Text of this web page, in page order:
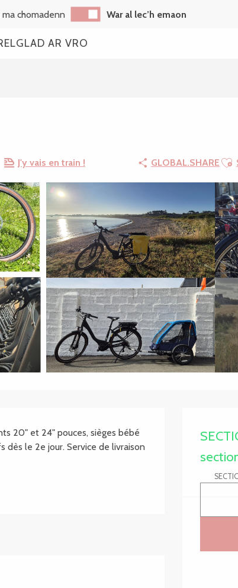
chomadenn War al lec’h emaon
GLAD AR VRO
J'y vais en train ! GLOBAL.SHARE
20" et 24" pouces, sièges bébé
dès le 2e jour. Service de livraison